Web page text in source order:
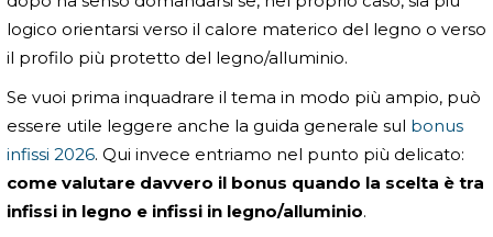
logico orientarsi verso il calore materico del legno o verso
il profilo più protetto del legno/alluminio.
Se vuoi prima inquadrare il tema in modo più ampio, può
essere utile leggere anche la guida generale sul bonus
infissi 2026. Qui invece entriamo nel punto più delicato:
come valutare davvero il bonus quando la scelta è tra
infissi in legno e infissi in legno/alluminio.